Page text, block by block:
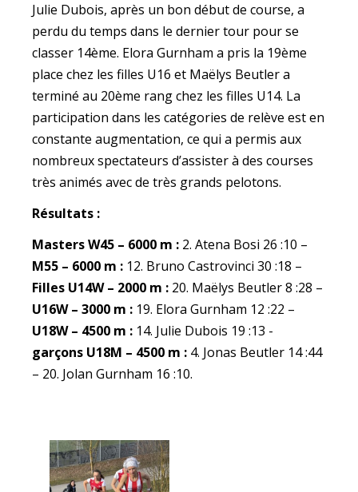
Julie Dubois, après un bon début de course, a
perdu du temps dans le dernier tour pour se
classer 14ème. Elora Gurnham a pris la 19ème
place chez les filles U16 et Maëlys Beutler a
terminé au 20ème rang chez les filles U14. La
participation dans les catégories de relève est en
constante augmentation, ce qui a permis aux
nombreux spectateurs d’assister à des courses
très animés avec de très grands pelotons.
Résultats :
Masters W45 – 6000 m : 2. Atena Bosi 26 :10 –
M55 – 6000 m : 12. Bruno Castrovinci 30 :18 –
Filles U14W – 2000 m : 20. Maëlys Beutler 8 :28 –
U16W – 3000 m : 19. Elora Gurnham 12 :22 –
U18W – 4500 m : 14. Julie Dubois 19 :13 -
garçons U18M – 4500 m : 4. Jonas Beutler 14 :44
– 20. Jolan Gurnham 16 :10.